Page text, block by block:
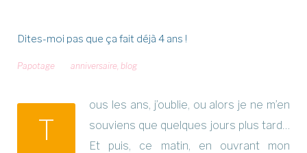
Dites-moi pas que ça fait déjà 4 ans !
Papotage anniversaire, blog
T
ous les ans, j’oublie, ou alors je ne m’en
souviens que quelques jours plus tard…
Et puis, ce matin, en ouvrant mon